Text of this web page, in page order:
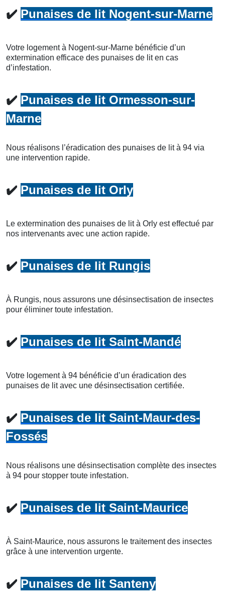
✔️ Punaises de lit Nogent-sur-Marne
Votre logement à Nogent-sur-Marne bénéficie d’un
extermination efficace des punaises de lit en cas
d’infestation.
✔️ Punaises de lit Ormesson-sur-
Marne
Nous réalisons l’éradication des punaises de lit à 94 via
une intervention rapide.
✔️ Punaises de lit Orly
Le extermination des punaises de lit à Orly est effectué par
nos intervenants avec une action rapide.
✔️ Punaises de lit Rungis
À Rungis, nous assurons une désinsectisation de insectes
pour éliminer toute infestation.
✔️ Punaises de lit Saint-Mandé
Votre logement à 94 bénéficie d’un éradication des
punaises de lit avec une désinsectisation certifiée.
✔️ Punaises de lit Saint-Maur-des-
Fossés
Nous réalisons une désinsectisation complète des insectes
à 94 pour stopper toute infestation.
✔️ Punaises de lit Saint-Maurice
À Saint-Maurice, nous assurons le traitement des insectes
grâce à une intervention urgente.
✔️ Punaises de lit Santeny